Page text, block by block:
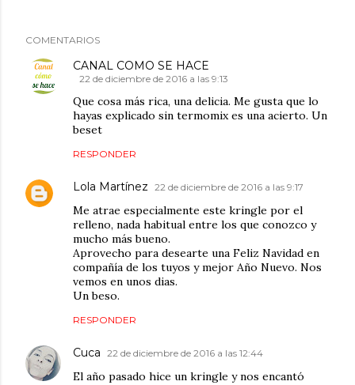
COMENTARIOS
CANAL COMO SE HACE
22 de diciembre de 2016 a las 9:13
Que cosa más rica, una delicia. Me gusta que lo
hayas explicado sin termomix es una acierto. Un
beset
RESPONDER
Lola Martínez 22 de diciembre de 2016 a las 9:17
Me atrae especialmente este kringle por el
relleno, nada habitual entre los que conozco y
mucho más bueno.
Aprovecho para desearte una Feliz Navidad en
compañía de los tuyos y mejor Año Nuevo. Nos
vemos en unos dias.
Un beso.
RESPONDER
Cuca 22 de diciembre de 2016 a las 12:44
El año pasado hice un kringle y nos encantó